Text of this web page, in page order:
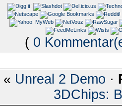
( 0
« Unreal 2 Demo ·
3DChips: